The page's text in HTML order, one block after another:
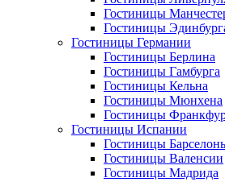
Гостиницы
Гостиницы
Гостиницы Германии
Гостиницы Берлина
Гостиницы Гамбурга
Гостиницы Кельна
Гостиницы Мюнхена
Гостиницы
Гостиницы Испании
Гостиницы
Гостиницы Валенсии
Гостиницы Мадрида